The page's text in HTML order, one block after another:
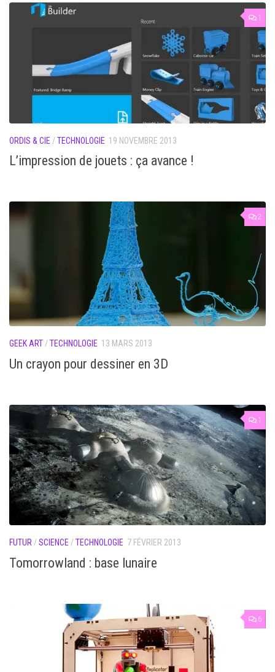
1
ORDIS & CIE /TECHNOLOGIE 19 NOVEMBRE 2013
L’impression de jouets : ça avance !
2
GEEK ART/TECHNOLOGIE 13 MARS 2013
Un crayon pour dessiner en 3D
1
FUTUR/SCIENCE/TECHNOLOGIE 7 FÉVRIER 2013
Tomorrowland : base lunaire
6